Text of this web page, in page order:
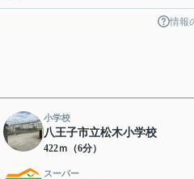
情報
小学校
八王子市立松木小学校
422ｍ（6分）
スーパー